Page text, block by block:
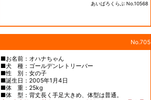
あいばろくらぶ No.10568
No.705
■お名前：オハナちゃん
■犬 種：ゴールデンレトリーバー
■性 別：女の子
■誕生日：2005年1月4日
■体 重：25kg
■体 型：背丈長く手足大きめ、体型は普通。